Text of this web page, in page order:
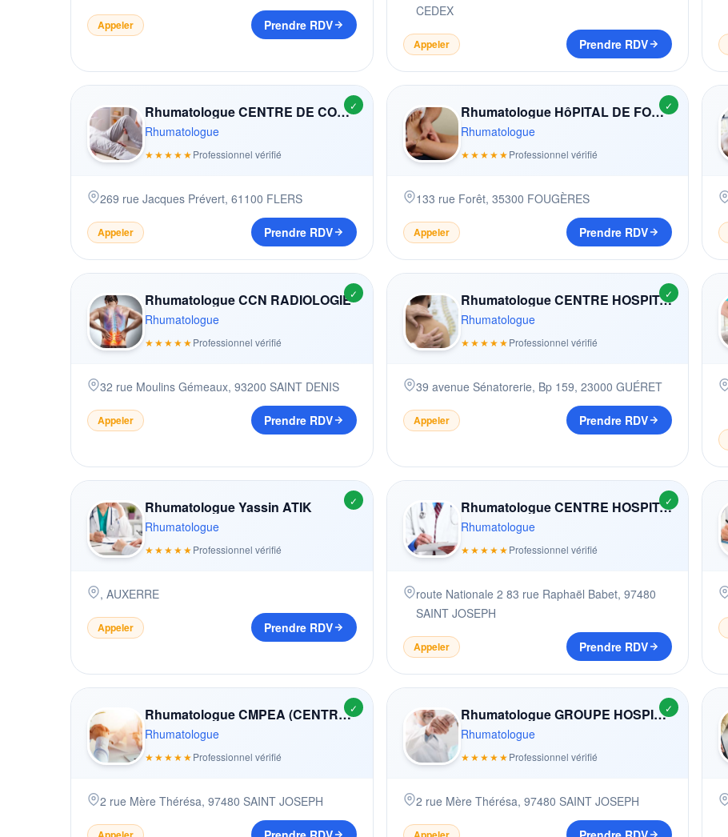
Appeler Prendre RDV
CEDEX
Appeler Prendre RDV
✓
Rhumatologue CENTRE DE CONSULTATION MéDICO PSYCHOLOGIQUE ENFANTS (CMPP)
Rhumatologue
★★★★★Professionnel vérifié
269 rue Jacques Prévert, 61100 FLERS
Appeler Prendre RDV
✓
Rhumatologue HôPITAL DE FOUGèRES
Rhumatologue
★★★★★Professionnel vérifié
133 rue Forêt, 35300 FOUGÈRES
Appeler Prendre RDV
✓
Rhumatologue CCN RADIOLOGIE
Rhumatologue
★★★★★Professionnel vérifié
32 rue Moulins Gémeaux, 93200 SAINT DENIS
Appeler Prendre RDV
✓
Rhumatologue CENTRE HOSPITALIER DE GUERET
Rhumatologue
★★★★★Professionnel vérifié
39 avenue Sénatorerie, Bp 159, 23000 GUÉRET
Appeler Prendre RDV
✓
Rhumatologue Yassin ATIK
Rhumatologue
★★★★★Professionnel vérifié
, AUXERRE
Appeler Prendre RDV
✓
Rhumatologue CENTRE HOSPITALIER RéGIONAL RéUNION
Rhumatologue
★★★★★Professionnel vérifié
route Nationale 2 83 rue Raphaël Babet, 97480
SAINT JOSEPH
Appeler Prendre RDV
✓
Rhumatologue CMPEA (CENTRE MéDICO-PSYCHOLOGIQUE ENFANTS ET ADOLESCENTS)
Rhumatologue
★★★★★Professionnel vérifié
2 rue Mère Thérésa, 97480 SAINT JOSEPH
✓
Rhumatologue GROUPE HOSPITALIER SUD RéUNION
Rhumatologue
★★★★★Professionnel vérifié
2 rue Mère Thérésa, 97480 SAINT JOSEPH